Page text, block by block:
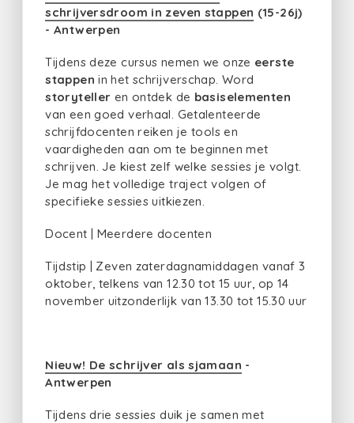
schrijversdroom in zeven stappen (15-26j)
- Antwerpen
Tijdens deze cursus nemen we onze eerste
stappen in het schrijverschap. Word
storyteller en ontdek de basiselementen
van een goed verhaal. Getalenteerde
schrijfdocenten reiken je tools en
vaardigheden aan om te beginnen met
schrijven. Je kiest zelf welke sessies je volgt.
Je mag het volledige traject volgen of
specifieke sessies uitkiezen.
Docent | Meerdere docenten
Tijdstip | Zeven zaterdagnamiddagen vanaf 3
oktober, telkens van 12.30 tot 15 uur, op 14
november uitzonderlijk van 13.30 tot 15.30 uur
Nieuw! De schrijver als sjamaan -
Antwerpen
Tijdens drie sessies duik je samen met